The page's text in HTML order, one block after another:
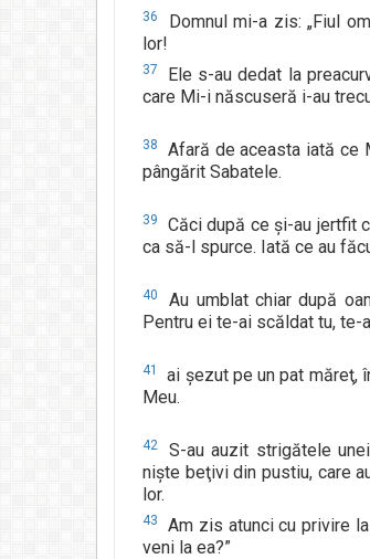
36
Domnul mi-a zis: „Fiul
lor!
37
Ele s-au dedat la
care Mi-i născuseră i-au
38
Afară de aceasta iată ce
pângărit Sabatele.
39
Căci după ce şi-au jertfit
ca să-l spurce. Iată ce au
40
Au umblat chiar după
Pentru ei te-ai scăldat tu,
41
ai şezut pe un pat măreţ,
Meu.
42
S-au auzit strigătele
nişte beţivi din pustiu, care
lor.
43
Am zis atunci cu privire
veni la ea?”